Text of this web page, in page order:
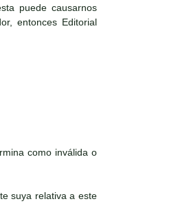
puede causarnos
entonces Editorial
como inválida o
suya relativa a este